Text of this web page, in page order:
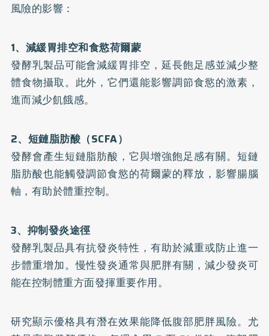
風險的影響：
1、減緩胃排空和食慾荷爾蒙
發酵乳製品可能會減緩胃排空，延長飽足感並減少整
體食物攝取。此外，它們還能影響調節食慾的激素，
進而減少飢餓感。
2、短鏈脂肪酸（SCFA）
發酵會產生短鏈脂肪酸，它與增強飽足感有關。短鏈
脂肪酸也能觸發調節食慾的荷爾蒙的釋放，影響腸腦
軸，有助於體重控制。
3、抑制發炎途徑
發酵乳製品具有抗發炎特性，有助於減重或防止進一
步體重增加。慢性發炎通常與肥胖有關，減少發炎可
能在控制體重方面發揮重要作用。
研究顯示優格具有潛在效果能降低腹部肥胖風險。尤